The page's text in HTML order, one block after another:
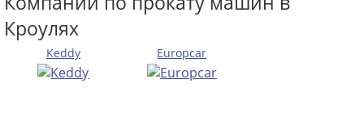
Кроулях
Keddy Europcar